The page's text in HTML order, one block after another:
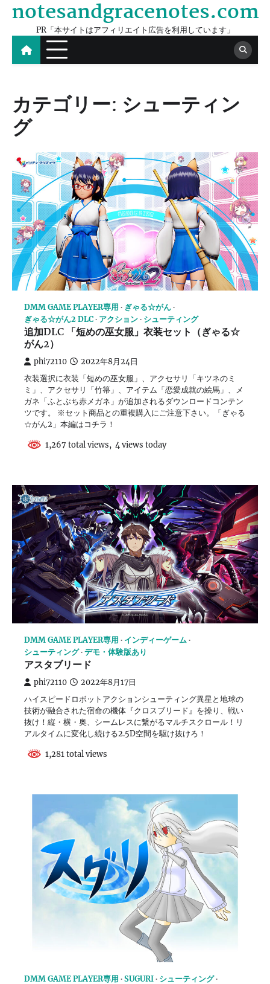
Skip
content
notesandgracenotes.com
PR「本サイトはアフィリエイト広告を利用しています」
カテゴリー: シューティン
グ
DMM GAME PLAYER専用
ぎゃる☆がん
ぎゃる☆がん2 DLC
アクション シューティング
追加DLC 「短めの巫女服」衣装セット（ぎゃる☆
がん2）
phi72110 2022年8月24日
衣装選択に衣装「短めの巫女服」、アクセサリ「キツネのミ
ミ」、アクセサリ「竹箒」、アイテム「恋愛成就の絵馬」、メ
ガネ「ふとぶち赤メガネ」が追加されるダウンロードコンテン
ツです。 ※セット商品との重複購入にご注意下さい。「ぎゃる
☆がん2」本編はコチラ！
1,267 total views, 4 views today
DMM GAME PLAYER専用
インディーゲーム
シューティング デモ・体験版あり
アスタブリード
phi72110 2022年8月17日
ハイスピードロボットアクションシューティング異星と地球の
技術が融合された宿命の機体『クロスブリード』を操り、戦い
抜け！縦・横・奥、シームレスに繋がるマルチスクロール！リ
アルタイムに変化し続ける2.5D空間を駆け抜けろ！
1,281 total views
DMM GAME PLAYER専用 SUGURI
シューティング